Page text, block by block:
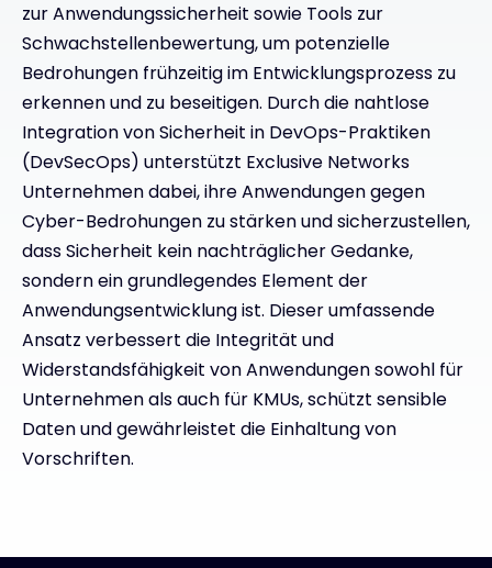
zur Anwendungssicherheit sowie Tools zur
Schwachstellenbewertung, um potenzielle
Bedrohungen frühzeitig im Entwicklungsprozess zu
erkennen und zu beseitigen. Durch die nahtlose
Integration von Sicherheit in DevOps-Praktiken
(DevSecOps) unterstützt Exclusive Networks
Unternehmen dabei, ihre Anwendungen gegen
Cyber-Bedrohungen zu stärken und sicherzustellen,
dass Sicherheit kein nachträglicher Gedanke,
sondern ein grundlegendes Element der
Anwendungsentwicklung ist. Dieser umfassende
Ansatz verbessert die Integrität und
Widerstandsfähigkeit von Anwendungen sowohl für
Unternehmen als auch für KMUs, schützt sensible
Daten und gewährleistet die Einhaltung von
Vorschriften.